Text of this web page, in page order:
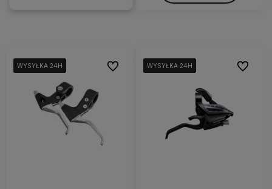
WYSYŁKA 24H
WYSYŁKA 24H
WYSYŁKA 24H Do ulubionychWYSYŁKA 24H
WYSYŁKA 24H
WYSYŁKA 24H Do